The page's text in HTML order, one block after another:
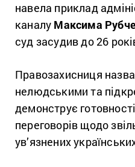
навела приклад
каналу Максима
суд засудив до 26
Правозахисниця
нелюдськими та
демонструє
переговорів щодо
ув’язнених